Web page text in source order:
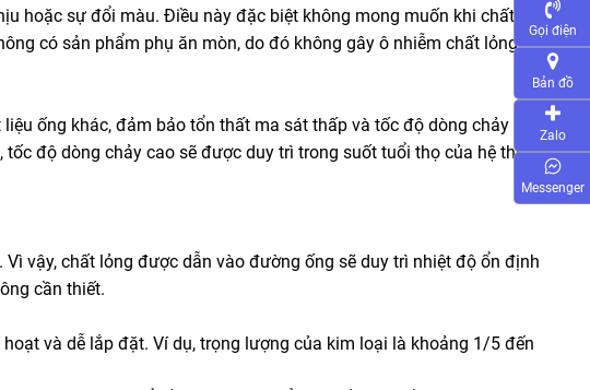
hoặc sự đổi màu. Điều này đặc biệt không mong muốn khi chất
có sản phẩm phụ ăn mòn, do đó không gây ô nhiễm chất lỏng
ống khác, đảm bảo tổn thất ma sát thấp và tốc độ dòng chảy cao.
tốc độ dòng chảy cao sẽ được duy trì trong suốt tuổi thọ của hệ thống
vậy, chất lỏng được dẫn vào đường ống sẽ duy trì nhiệt độ ổn định
cần thiết.
và dễ lắp đặt. Ví dụ, trọng lượng của kim loại là khoảng 1/5 đến
Gọi điện
Bản đồ
Zalo
Messenger